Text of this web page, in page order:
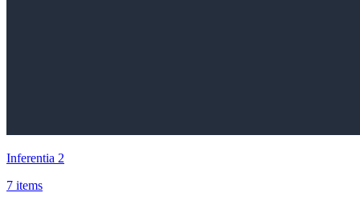
Inferentia 2
7 items